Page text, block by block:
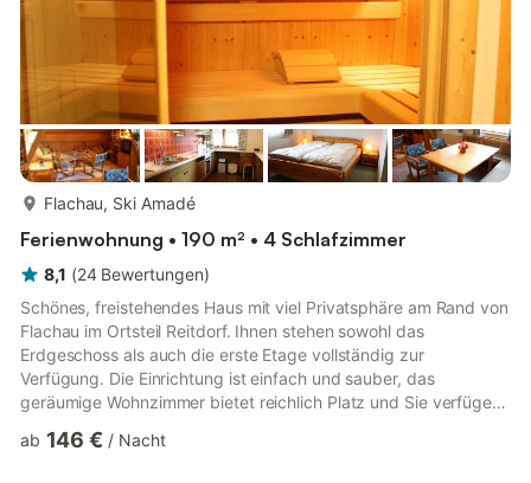
Flachau, Ski Amadé
Ferienwohnung • 190 m² • 4 Schlafzimmer
8,1 (24 Bewertungen)
Schönes, freistehendes Haus mit viel Privatsphäre am Rand von
Flachau im Ortsteil Reitdorf. Ihnen stehen sowohl das
Erdgeschoss als auch die erste Etage vollständig zur
Verfügung. Die Einrichtung ist einfach und sauber, das
geräumige Wohnzimmer bietet reichlich Platz und Sie verfügen
können Sie die Sauna des Hauses nutzen. Flachau benötigt im
ab 146 € / Nacht